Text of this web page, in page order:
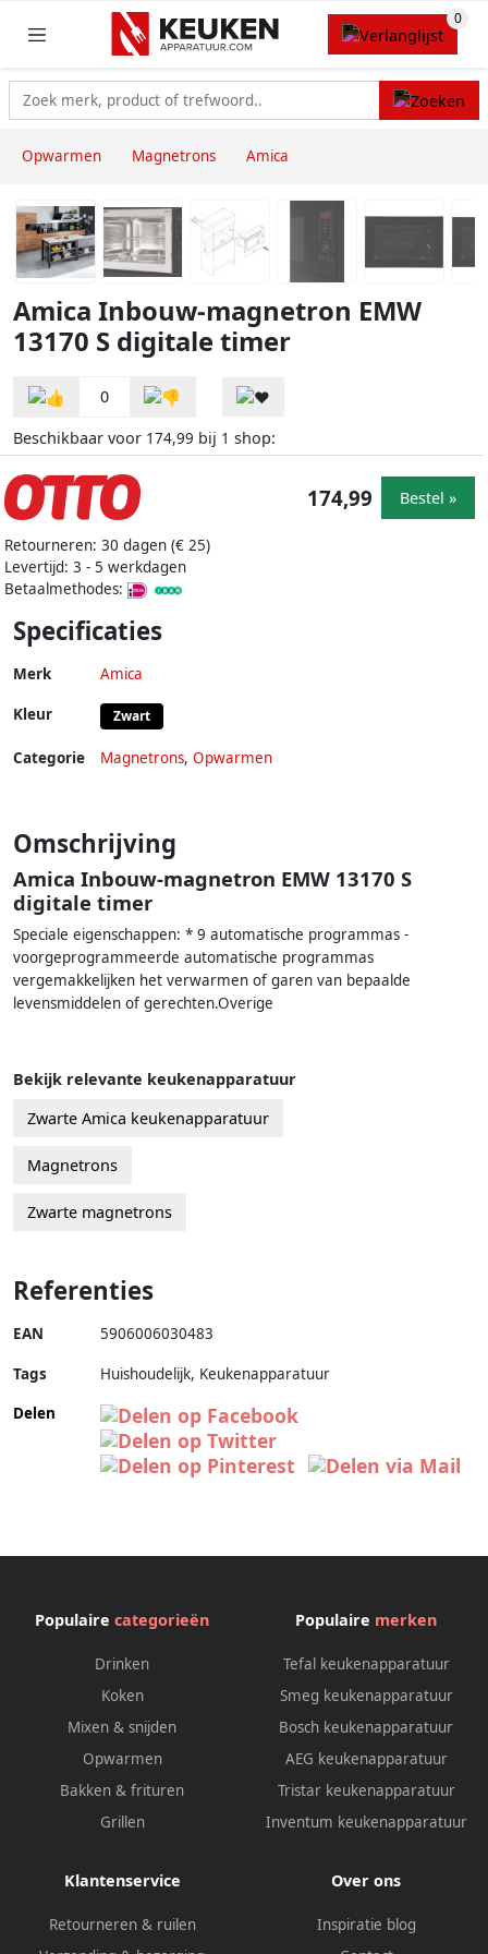
Opwarmen Magnetrons Amica
Amica Inbouw-magnetron EMW
13170 S digitale timer
0
Beschikbaar voor 174,99 bij 1 shop:
Retourneren: 30 dagen (€ 25)
Levertijd: 3 - 5 werkdagen
Betaalmethodes:
174,99 Bestel »
Specificaties
Merk Amica
Kleur Zwart
Categorie Magnetrons, Opwarmen
Omschrijving
Amica Inbouw-magnetron EMW 13170 S
digitale timer
Speciale eigenschappen: * 9 automatische programmas -
voorgeprogrammeerde automatische programmas
vergemakkelijken het verwarmen of garen van bepaalde
levensmiddelen of gerechten.Overige
Bekijk relevante keukenapparatuur
Zwarte Amica keukenapparatuur
Magnetrons
Zwarte magnetrons
Referenties
EAN 5906006030483
Tags
Huishoudelijk, Keukenapparatuur
Delen
Populaire categorieën
Drinken
Koken
Mixen & snijden
Opwarmen
Bakken & frituren
Grillen
Populaire merken
Tefal keukenapparatuur
Smeg keukenapparatuur
Bosch keukenapparatuur
AEG keukenapparatuur
Tristar keukenapparatuur
Inventum keukenapparatuur
Klantenservice
Retourneren & ruilen
Over ons
Inspiratie blog